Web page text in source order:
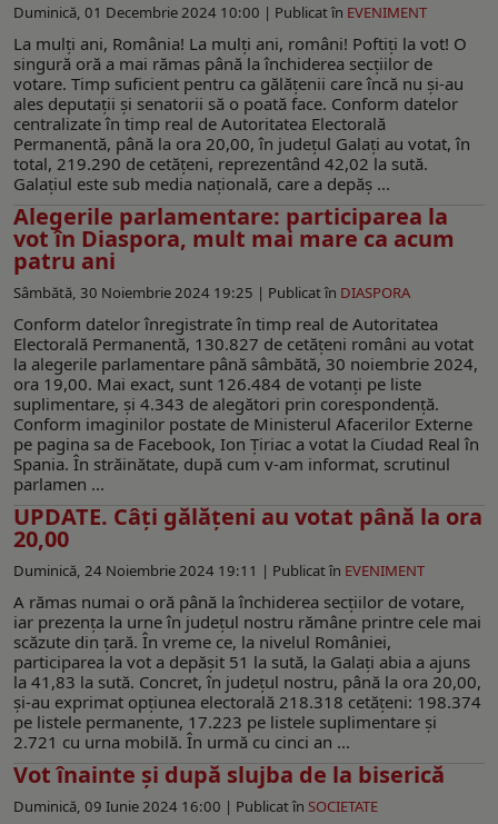
Duminică, 01 Decembrie 2024 10:00 | Publicat în EVENIMENT
La mulţi ani, România! La mulţi ani, români! Poftiţi la vot! O
singură oră a mai rămas până la închiderea secțiilor de
votare. Timp suficient pentru ca gălățenii care încă nu și-au
ales deputații și senatorii să o poată face. Conform datelor
centralizate în timp real de Autoritatea Electorală
Permanentă, până la ora 20,00, în județul Galați au votat, în
total, 219.290 de cetățeni, reprezentând 42,02 la sută.
Galațiul este sub media națională, care a depăș ...
Alegerile parlamentare: participarea la
vot în Diaspora, mult mai mare ca acum
patru ani
Sâmbătă, 30 Noiembrie 2024 19:25 | Publicat în DIASPORA
Conform datelor înregistrate în timp real de Autoritatea
Electorală Permanentă, 130.827 de cetăţeni români au votat
la alegerile parlamentare până sâmbătă, 30 noiembrie 2024,
ora 19,00. Mai exact, sunt 126.484 de votanți pe liste
suplimentare, şi 4.343 de alegători prin corespondenţă.
Conform imaginilor postate de Ministerul Afacerilor Externe
pe pagina sa de Facebook, Ion Ţiriac a votat la Ciudad Real în
Spania. În străinătate, după cum v-am informat, scrutinul
parlamen ...
UPDATE. Câţi gălăţeni au votat până la ora
20,00
Duminică, 24 Noiembrie 2024 19:11 | Publicat în EVENIMENT
A rămas numai o oră până la închiderea secțiilor de votare,
iar prezența la urne în județul nostru rămâne printre cele mai
scăzute din țară. În vreme ce, la nivelul României,
participarea la vot a depășit 51 la sută, la Galați abia a ajuns
la 41,83 la sută. Concret, în județul nostru, până la ora 20,00,
și-au exprimat opțiunea electorală 218.318 cetățeni: 198.374
pe listele permanente, 17.223 pe listele suplimentare și
2.721 cu urna mobilă. În urmă cu cinci an ...
Vot înainte și după slujba de la biserică
Duminică, 09 Iunie 2024 16:00 | Publicat în SOCIETATE